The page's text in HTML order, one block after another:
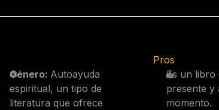
Género: Autoayuda
espiritual, un tipo de
literatura que ofrece
Pros
Es un libro
presente y
momento.